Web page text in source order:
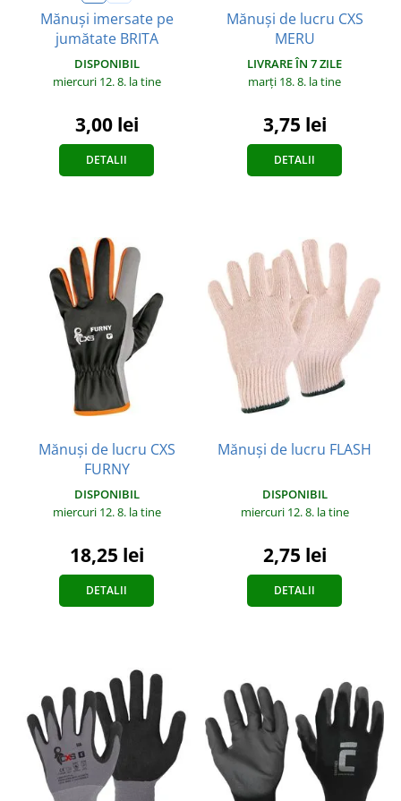
Mănuși imersate pe
jumătate BRITA
DISPONIBIL
miercuri 12. 8. la tine
3,00 lei
DETALII
Mănuși de lucru CXS
MERU
LIVRARE ÎN 7 ZILE
marți 18. 8. la tine
3,75 lei
DETALII
Mănuși de lucru CXS
FURNY
DISPONIBIL
miercuri 12. 8. la tine
18,25 lei
DETALII
Mănuși de lucru FLASH
DISPONIBIL
miercuri 12. 8. la tine
2,75 lei
DETALII